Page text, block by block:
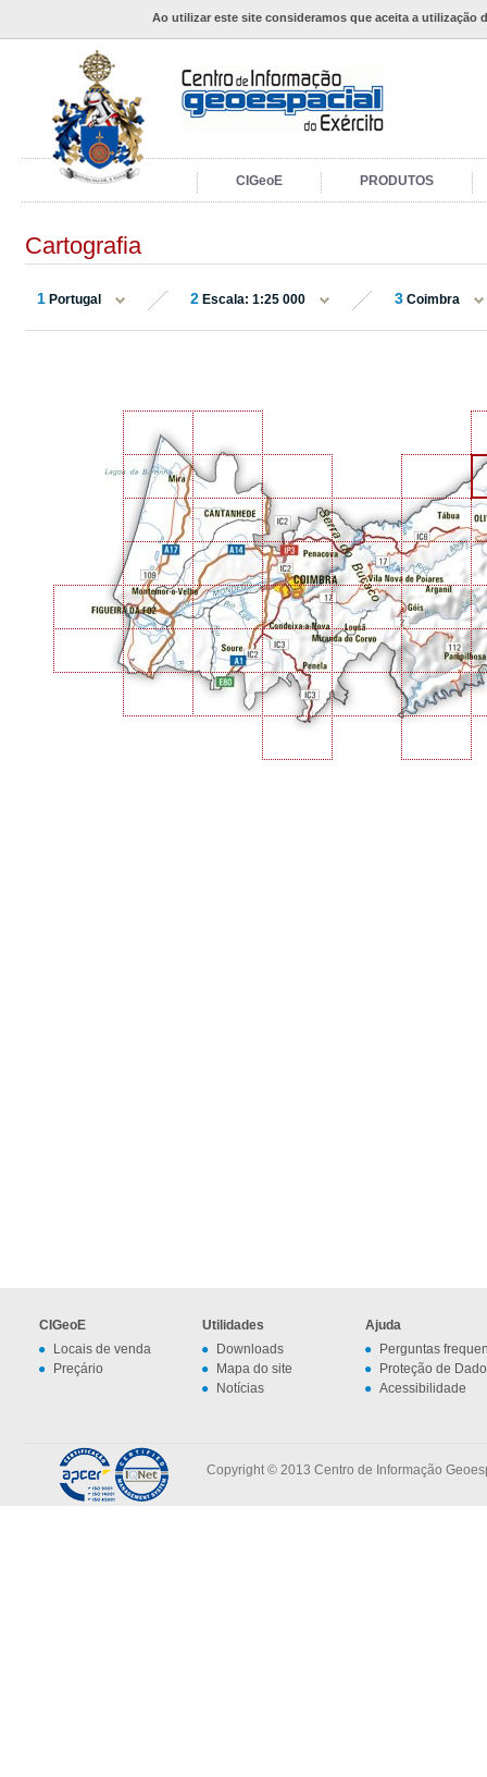
Ao utilizar este site consideramos que aceita a utilização
CIGeoE PRODUTOS
Cartografia
1 Portugal 2 Escala: 1:25 000 3 Coimbra
CIGeoE
Locais de venda
Preçário
Utilidades
Downloads
Mapa do site
Notícias
Ajuda
Perguntas
Proteção de
Acessibilidade
Copyright © 2013 Centro de Informação